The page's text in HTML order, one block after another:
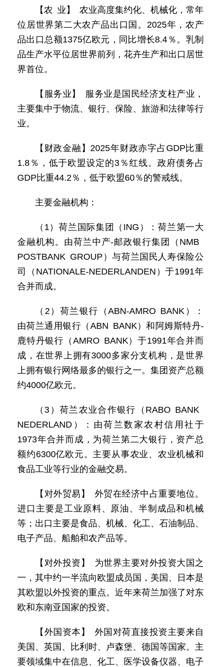
【农 业】 农业高度集约化、机械化，常年
位居世界第二大农产品出口国。2025年，农产
品出口总额1375亿欧元，同比增长8.4％。乳制
品生产水平位居世界前列，花卉生产和出口居世
界首位。
【服务业】 服务业是国民经济支柱产业，
主要集中于物流、银行、保险、旅游和法律等行
业。
【财政金融】2025年财政赤字占GDP比重
1.8％，低于欧盟设定的3％红线。政府债务占
GDP比重44.2％，低于欧盟60％的警戒线。
主要金融机构：
（1）荷兰国际集团（ING）：荷兰第一大
金融机构。由荷兰中产-邮政银行集团（NMB
POSTBANK GROUP）与荷兰国民人寿保险公
司（NATIONALE-NEDERLANDEN）于1991年
合并而成。
（2）荷兰银行（ABN-AMRO BANK）：
由荷兰通用银行（ABN BANK）和阿姆斯特丹-
鹿特丹银行（AMRO BANK）于1991年合并而
成，在世界上拥有3000多家分支机构，是世界
上拥有银行网络最多的银行之一。集团资产总额
约4000亿欧元。
（3）荷兰农业合作银行（RABO BANK
NEDERLAND）：由荷兰数家农村信用社于
1973年合并而成，为荷兰第二大银行，资产总
额约6300亿欧元。主要从事农业、农业机械和
食品工业等行业的金融交易。
【对外贸易】 外贸在经济中占重要地位。
进口主要是工业原料、原油、半制成品和机械
等；出口主要是食品、机械、化工、石油制品、
电子产品、船舶和农产品等。
【对外投资】 为世界主要对外投资大国之
一，其中约一半流向欧盟成员国，美国、日本是
其欧盟以外投资的重点。近年来荷兰加强了对东
欧和东南亚国家的投资。
【外国资本】 外国对荷直接投资主要来自
美国、英国、比利时、卢森堡、德国等国家。主
要领域集中在信息、化工、医学设备仪器、电子